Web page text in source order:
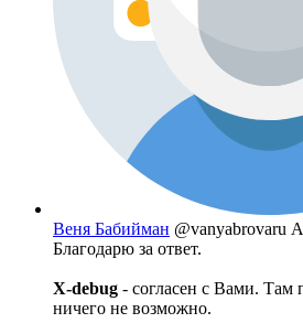
Веня Бабийман @vanyabrovaru
Благодарю за ответ.
X-debug - согласен с Вами. Там
ничего не возможно.